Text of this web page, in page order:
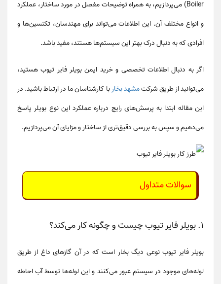
Boiler) می‌پردازیم، به همراه توضیحات مفصل در مورد ساختار، عملکرد
و انواع مختلف آن. این اطلاعات می‌تواند برای مهندسان، تکنسین‌ها و
افرادی که به دنبال درک بهتر این سیستم‌ها هستند، مفید باشد.
اگر به دنبال اطلاعات تخصصی و خرید ایمن بویلر فایر تیوبهستید،
می‌توانید از طریق شرکتمشهد بخاربا کارشناسان ما در ارتباط باشید. در
این مقاله ابتدا به پرسش‌های رایج درباره عملکرد این نوع بویلر پاسخ
می‌دهیم و سپس به بررسی دقیق‌تری از ساختار و مزایای آن می‌پردازیم.
سوالات متداول
۱. بویلر فایر تیوب چیست و چگونه کار می‌کند؟
بویلر فایر تیوب نوعی دیگ بخار است که در آن گازهای داغ از طریق
لوله‌های موجود در سیستم عبور می‌کنند و این لوله‌ها توسط آب احاطه